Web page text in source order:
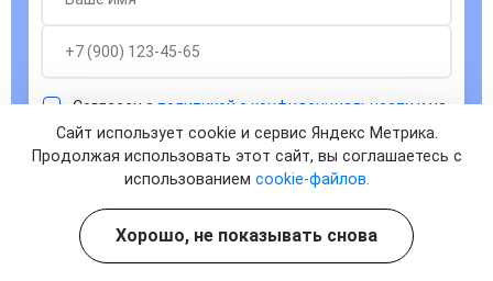
Согласен с политикой о конфиденциальности и на
обработку персональных данных
ЗАПИСАТЬСЯ
Сайт использует cookie и сервис Яндекс Метрика.
Продолжая использовать этот сайт, вы соглашаетесь с
использованием cookie-файлов.
Хорошо, не показывать снова